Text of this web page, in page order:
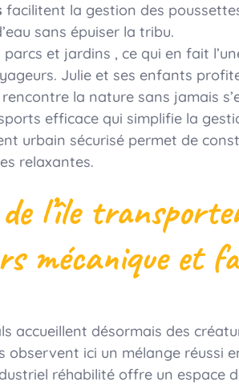
facilitent la gestion des
sans épuiser la tribu.
et jardins , ce qui en fait
Julie et ses enfants
la nature sans jamais
efficace qui simplifie la
urbain sécurisé permet de
relaxantes.
l’île
mécanique et
accueillent désormais des
observent ici un mélange réussi
réhabilité offre un espace